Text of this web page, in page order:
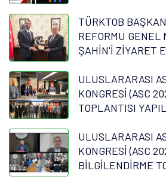
TÜRKTOB
REFORMU GENEL
ŞAHİN'İ ZİYARET
ULUSLARARASI
KONGRESİ (ASC
TOPLANTISI
ULUSLARARASI
KONGRESİ (ASC
BİLGİLENDİRME